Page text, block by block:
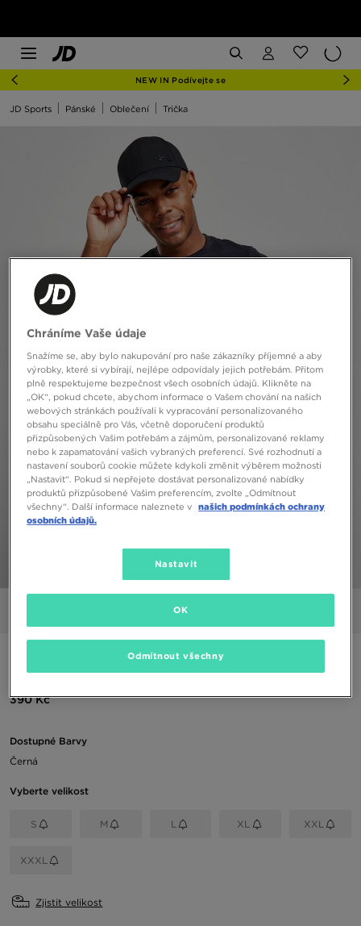
NEW IN Podívejte se
JD Sports Pánské Oblečení Trička
UNDER ARMOUR VANISH RADIAL TRIČKO
390 Kč
Dostupné Barvy
Černá
Vyberte velikost
S M L XL XXL
XXXL
Zjistit velikost
Chráníme Vaše údaje
Snažíme se, aby bylo nakupování pro naše zákazníky příjemné a aby
výrobky, které si vybírají, nejlépe odpovídaly jejich potřebám. Přitom
plně respektujeme bezpečnost všech osobních údajů. Klikněte na
„OK“, pokud chcete, abychom informace o Vašem chování na našich
webových stránkách používali k vypracování personalizovaného
obsahu speciálně pro Vás, včetně doporučení produktů
přizpůsobených Vašim potřebám a zájmům, personalizované reklamy
nebo k zapamatování vašich vybraných preferencí. Své rozhodnutí a
nastavení souborů cookie můžete kdykoli změnit výběrem možnosti
„Nastavit“. Pokud si nepřejete dostávat personalizované nabídky
produktů přizpůsobené Vašim preferencím, zvolte „Odmítnout
všechny“. Další informace naleznete v našich podmínkách ochrany
osobních údajů.
Nastavit
Odmítnout všechny
OK